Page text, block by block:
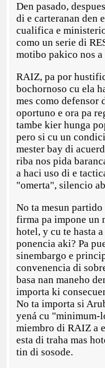
Den pasado,
di e carteranan den
cualifica e
como un serie di
motibo pakico nos
RAIZ, pa por
bochornoso cu ela
mes como defensor
oportuno e ora pa
tambe kier hunga
pero si cu un
mester bay di
riba nos pida
a haci uso di e
"omerta", silencio
No ta mesun
firma pa impone un
hotel, y cu te hasta
ponencia aki? Pa
sinembargo e
convenencia di
basa nan maneho
importa ki
No ta importa si
yená cu "minimum-
miembro di RAIZ a
esta di traha mas
tin di sosode.